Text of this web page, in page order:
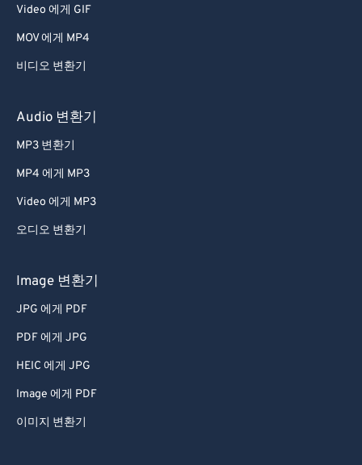
Video 에게 GIF
MOV 에게 MP4
비디오 변환기
Audio 변환기
MP3 변환기
MP4 에게 MP3
Video 에게 MP3
오디오 변환기
Image 변환기
JPG 에게 PDF
PDF 에게 JPG
HEIC 에게 JPG
Image 에게 PDF
이미지 변환기